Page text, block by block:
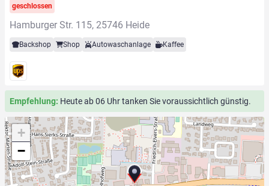
geschlossen
Hamburger Str. 115, 25746 Heide
Backshop Shop Autowaschanlage Kaffee
Empfehlung: Heute ab 06 Uhr tanken Sie voraussichtlich günstig.
+
−